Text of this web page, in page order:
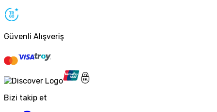
Güvenli Alışveriş
Bizi takip et